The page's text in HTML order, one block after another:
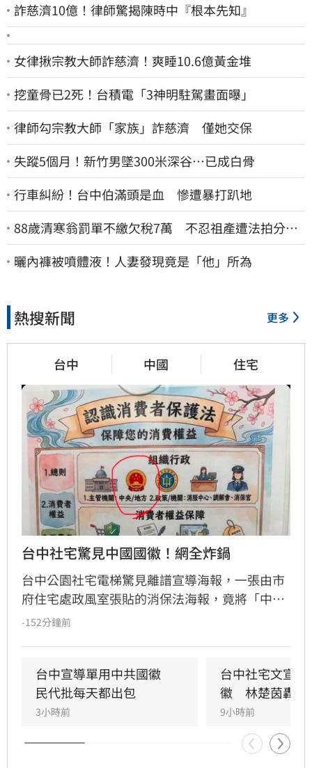
詐慈濟10億！律師驚揭陳時中『根本先知』
女律揪宗教大師詐慈濟！爽睡10.6億黃金堆
挖童骨已2死！台積電「3神明駐駕畫面曝」
律師勾宗教大師「家族」詐慈濟 僅她交保
失蹤5個月！新竹男墜300米深谷…已成白骨
行車糾紛！台中伯滿頭是血 慘遭暴打趴地
88歲清寒翁罰單不繳欠稅7萬 不忍祖產遭法拍分
割 家族按月代繳償債
曬內褲被噴體液！人妻發現竟是「他」所為
熱搜新聞 更多
台中 中國 住宅
台中社宅驚見中國國徽！網全炸鍋
台中公園社宅電梯驚見離譜宣導海報，一張由市
府住宅處政風室張貼的消保法海報，竟將「中央
機關」圖示誤植為中國國徽，五星圖樣引發民眾
程處6日緊急滅火，坦承是內部人員使用AI製圖卻
未落實校稿釀禍，已將爭議海報全面下架並致
歉，承諾未來將嚴格審核宣導品內容，杜絕類似
-152分鐘前
台中宣導單用中共國徽
民代批每天都出包
3小時前
台中社宅文宣
徽　林楚茵轟這
9小時前